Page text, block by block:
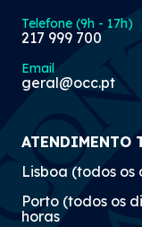
Telefone (9h - 17h)
217 999 700
Email
geral@occ.pt
ATENDIMENTO
Lisboa (todos os
Porto (todos os
horas